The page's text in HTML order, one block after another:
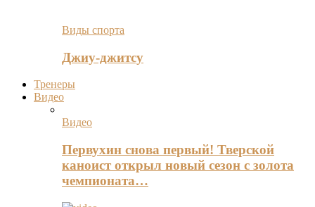
Виды спорта
Джиу-джитсу
Тренеры
Видео
Видео
Первухин снова первый! Тверской
каноист открыл новый сезон с золота
чемпионата…